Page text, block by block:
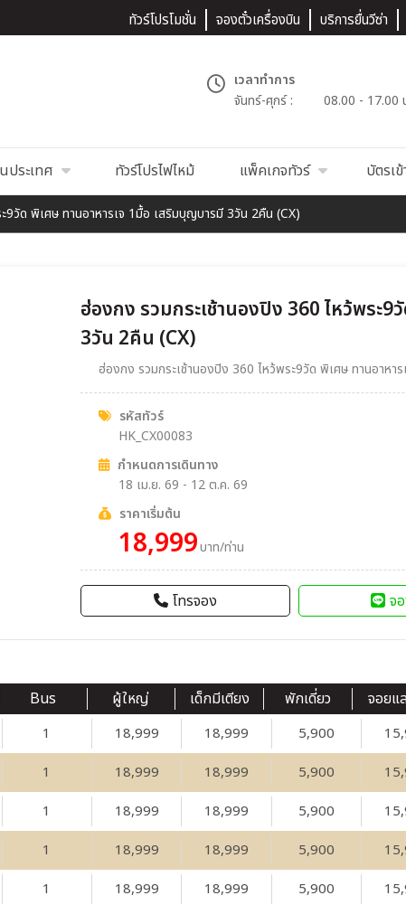
ทัวร์โปรโมชั่น จองตั๋วเครื่องบิน บริการยื่นวีซ่า
เวลาทำการ
จันทร์-ศุกร์ :
08.00 - 17.00
ประเทศ ทัวร์โปรไฟไหม้ แพ็คเกจทัวร์ บัตรเ
9วัด พิเศษ ทานอาหารเจ 1มื้อ เสริมบุญบารมี 3วัน 2คืน (CX)
ฮ่องกง รวมกระเช้านองปิง 360 ไหว้พระ
3วัน 2คืน (CX)
ฮ่องกง รวมกระเช้านองปิง 360 ไหว้พระ9วัด พิเศษ ทานอาหา
รหัสทัวร์
HK_CX00083
กำหนดการเดินทาง
18 เม.ย. 69 - 12 ต.ค. 69
ราคาเริ่มต้น
18,999บาท/ท่าน
โทรจอง จ
Bus ผู้ใหญ่ เด็กมีเตียง พักเดี่ยว จอยแ
1 18,999 18,999 5,900
1 18,999 18,999 5,900
1 18,999 18,999 5,900
1 18,999 18,999 5,900
1 18,999 18,999 5,900